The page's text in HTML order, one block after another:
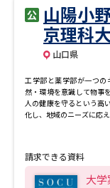
お支払いサイト
特定商取引表記
山陽小
京理科
山口県
工学部と薬学部が一つ
然・環境を意識して物事
人の健康を守るという高
化し、地域のニーズに応
請求できる資料
大学